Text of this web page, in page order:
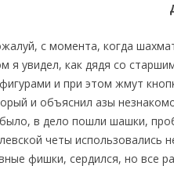
с момента, когда
я увидел, как дядя со
и при этом жмут
и объяснил азы
в дело пошли шашки,
четы использовались
фишки, сердился, но все